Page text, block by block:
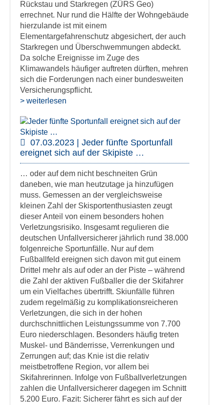
Rückstau und Starkregen (ZÜRS Geo)
errechnet. Nur rund die Hälfte der Wohngebäude
hierzulande ist mit einem
Elementargefahrenschutz abgesichert, der auch
Starkregen und Überschwemmungen abdeckt.
Da solche Ereignisse im Zuge des
Klimawandels häufiger auftreten dürften, mehren
sich die Forderungen nach einer bundesweiten
Versicherungspflicht.
> weiterlesen
07.03.2023 | Jeder fünfte Sportunfall
ereignet sich auf der Skipiste …
… oder auf dem nicht beschneiten Grün
daneben, wie man heutzutage ja hinzufügen
muss. Gemessen an der vergleichsweise
kleinen Zahl der Skisportenthusiasten zeugt
dieser Anteil von einem besonders hohen
Verletzungsrisiko. Insgesamt regulieren die
deutschen Unfallversicherer jährlich rund 38.000
folgenreiche Sportunfälle. Nur auf dem
Fußballfeld ereignen sich davon mit gut einem
Drittel mehr als auf oder an der Piste – während
die Zahl der aktiven Fußballer die der Skifahrer
um ein Vielfaches übertrifft. Skiunfälle führen
zudem regelmäßig zu komplikationsreicheren
Verletzungen, die sich in der hohen
durchschnittlichen Leistungssumme von 7.700
Euro niederschlagen. Besonders häufig treten
Muskel- und Bänderrisse, Verrenkungen und
Zerrungen auf; das Knie ist die relativ
meistbetroffene Region, vor allem bei
Skifahrerinnen. Infolge von Fußballverletzungen
zahlen die Unfallversicherer dagegen im Schnitt
5.200 Euro. Fazit: Sicherer fährt es sich auf der